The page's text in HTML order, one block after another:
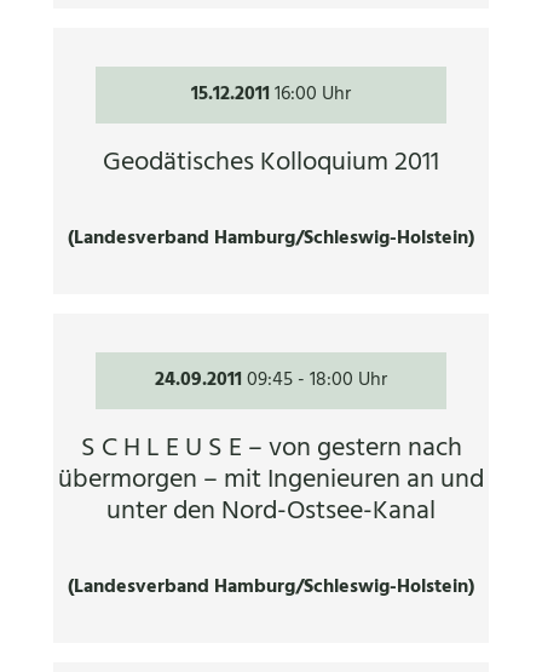
15.12.201116:00 Uhr
Geodätisches Kolloquium 2011
(Landesverband Hamburg/Schleswig-Holstein)
24.09.201109:45-18:00 Uhr
S C H L E U S E – von gestern nach
übermorgen – mit Ingenieuren an und
unter den Nord-Ostsee-Kanal
(Landesverband Hamburg/Schleswig-Holstein)